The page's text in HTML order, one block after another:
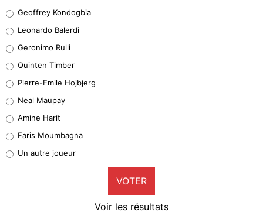
38%
32%
4%
1%
9%
Geoffrey Kondogbia
Leonardo Balerdi
Geronimo Rulli
Quinten Timber
Pierre-Emile Hojbjerg
Neal Maupay
Amine Harit
Faris Moumbagna
Un autre joueur
VOTER
Voir les résultats